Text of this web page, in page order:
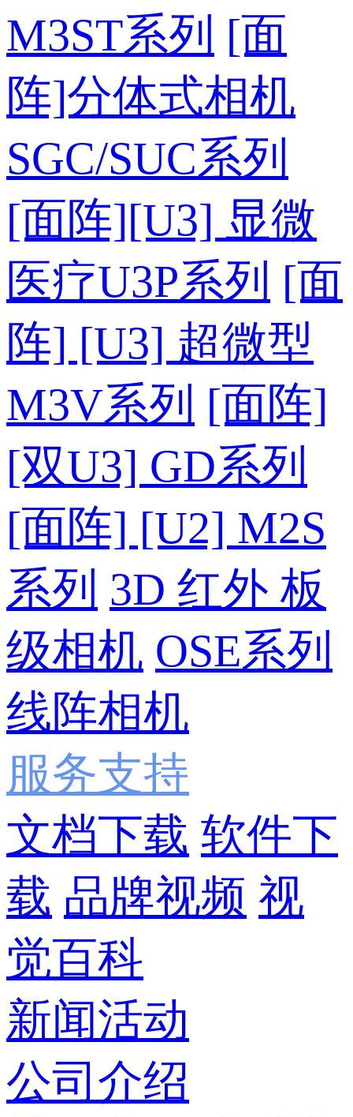
M3ST系列 [面
阵]分体式相机
SGC/SUC系列
[面阵][U3] 显微
医疗U3P系列 [面
阵] [U3] 超微型
M3V系列 [面阵]
[双U3] GD系列
[面阵] [U2] M2S
系列 3D 红外 板
级相机 OSE系列
线阵相机
服务支持
文档下载 软件下
载 品牌视频 视
觉百科
新闻活动
公司介绍